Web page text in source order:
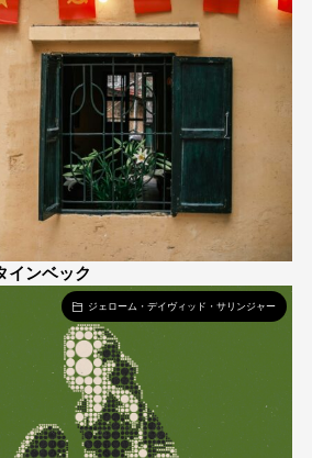
インベック
ジェローム・デイヴィッド・サリンジャー